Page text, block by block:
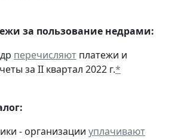
за пользование недрами:
перечисляют платежи и
за II квартал 2022 г.*
- организации уплачивают